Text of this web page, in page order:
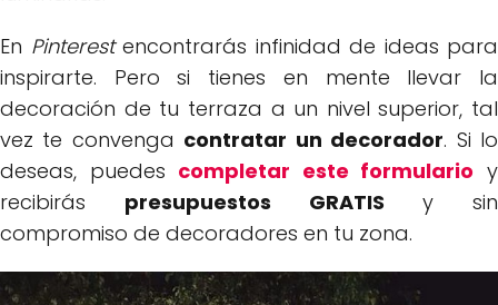
En Pinterestencontrarás infinidad de ideas para
inspirarte. Pero si tienes en mente llevar la
decoración de tu terraza a un nivel superior, tal
vez te convenga contratar un decorador. Si lo
deseas, puedes completar este formulario y
recibirás presupuestos GRATIS y sin
compromiso de decoradores en tu zona.